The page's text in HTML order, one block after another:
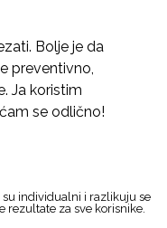
Bolje je da
preventivno,
Ja koristim
se odlično!
individualni i razlikuju se
rezultate za sve korisnike.